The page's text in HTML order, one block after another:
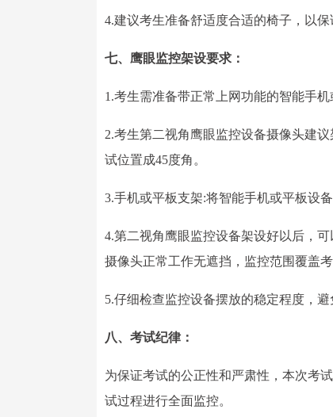
4.建议考生准备舒适度合适的椅子，以保
七、鹰眼监控架设要求：
1.考生需准备带正常上网功能的智能手
2.考生第二视角鹰眼监控设备摄像头建
试位置成45度角。
3.手机或平板支架:将智能手机或平板设
4.第二视角鹰眼监控设备架设好以后，
摄像头正常工作无遮挡，监控范围覆盖
5.仔细检查监控设备摆放的稳定程度，避
八、考试纪律：
为保证考试的公正性和严肃性，本次考
试过程进行全面监控。